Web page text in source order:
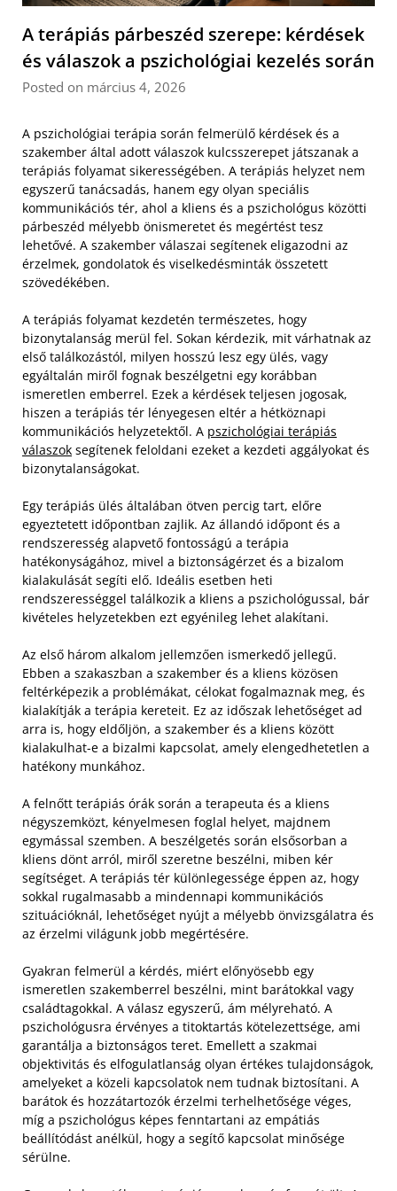
A terápiás párbeszéd szerepe: kérdések
és válaszok a pszichológiai kezelés során
Posted on március 4, 2026
A pszichológiai terápia során felmerülő kérdések és a
szakember által adott válaszok kulcsszerepet játszanak a
terápiás folyamat sikerességében. A terápiás helyzet nem
egyszerű tanácsadás, hanem egy olyan speciális
kommunikációs tér, ahol a kliens és a pszichológus közötti
párbeszéd mélyebb önismeretet és megértést tesz
lehetővé. A szakember válaszai segítenek eligazodni az
érzelmek, gondolatok és viselkedésminták összetett
szövedékében.
A terápiás folyamat kezdetén természetes, hogy
bizonytalanság merül fel. Sokan kérdezik, mit várhatnak az
első találkozástól, milyen hosszú lesz egy ülés, vagy
egyáltalán miről fognak beszélgetni egy korábban
ismeretlen emberrel. Ezek a kérdések teljesen jogosak,
hiszen a terápiás tér lényegesen eltér a hétköznapi
kommunikációs helyzetektől. A pszichológiai terápiás
válaszok segítenek feloldani ezeket a kezdeti aggályokat és
bizonytalanságokat.
Egy terápiás ülés általában ötven percig tart, előre
egyeztetett időpontban zajlik. Az állandó időpont és a
rendszeresség alapvető fontosságú a terápia
hatékonyságához, mivel a biztonságérzet és a bizalom
kialakulását segíti elő. Ideális esetben heti
rendszerességgel találkozik a kliens a pszichológussal, bár
kivételes helyzetekben ezt egyénileg lehet alakítani.
Az első három alkalom jellemzően ismerkedő jellegű.
Ebben a szakaszban a szakember és a kliens közösen
feltérképezik a problémákat, célokat fogalmaznak meg, és
kialakítják a terápia kereteit. Ez az időszak lehetőséget ad
arra is, hogy eldőljön, a szakember és a kliens között
kialakulhat-e a bizalmi kapcsolat, amely elengedhetetlen a
hatékony munkához.
A felnőtt terápiás órák során a terapeuta és a kliens
négyszemközt, kényelmesen foglal helyet, majdnem
egymással szemben. A beszélgetés során elsősorban a
kliens dönt arról, miről szeretne beszélni, miben kér
segítséget. A terápiás tér különlegessége éppen az, hogy
sokkal rugalmasabb a mindennapi kommunikációs
szituációknál, lehetőséget nyújt a mélyebb önvizsgálatra és
az érzelmi világunk jobb megértésére.
Gyakran felmerül a kérdés, miért előnyösebb egy
ismeretlen szakemberrel beszélni, mint barátokkal vagy
családtagokkal. A válasz egyszerű, ám mélyreható. A
pszichológusra érvényes a titoktartás kötelezettsége, ami
garantálja a biztonságos teret. Emellett a szakmai
objektivitás és elfogulatlanság olyan értékes tulajdonságok,
amelyeket a közeli kapcsolatok nem tudnak biztosítani. A
barátok és hozzátartozók érzelmi terhelhetősége véges,
míg a pszichológus képes fenntartani az empátiás
beállítódást anélkül, hogy a segítő kapcsolat minősége
sérülne.